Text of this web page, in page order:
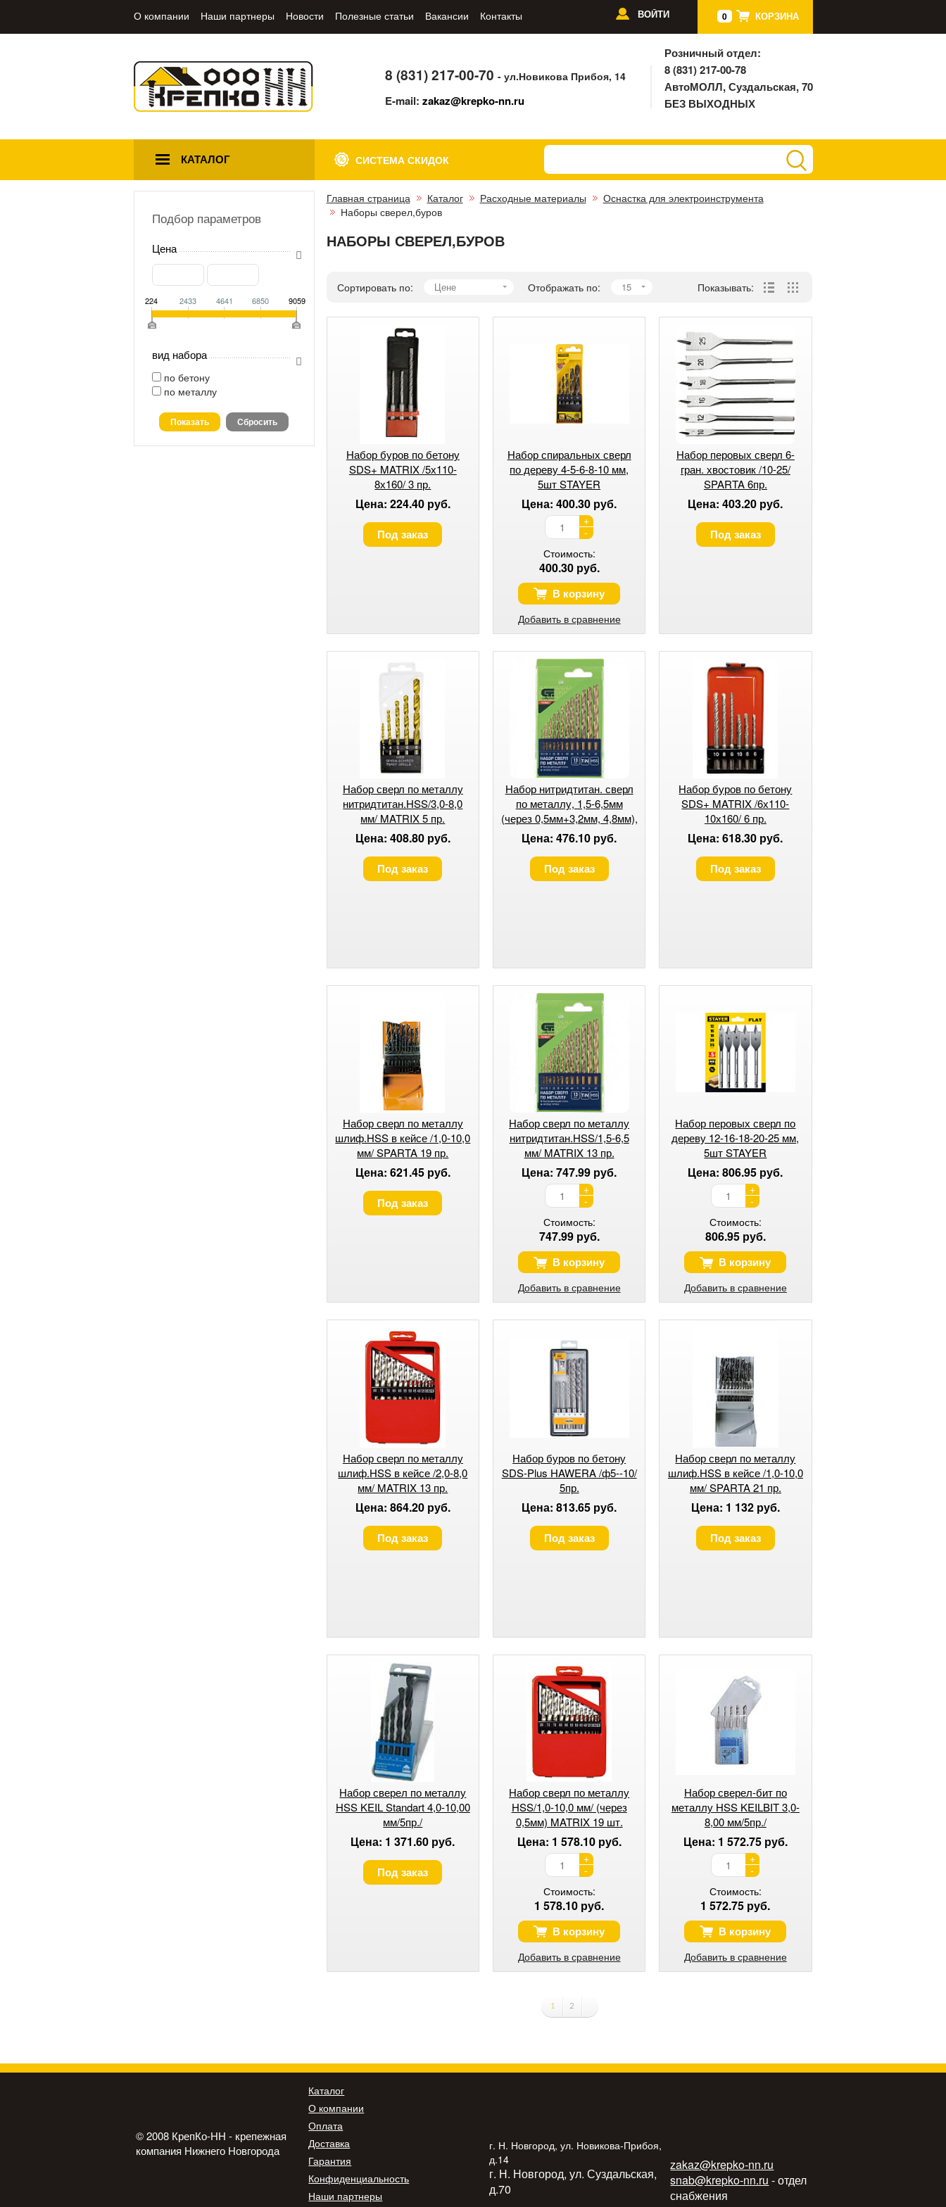
О компании Наши партнеры Новости Полезные статьи Вакансии Контакты 0 КОРЗИНА
ВОЙТИ
8 (831) 217-00-70- ул.Новикова Прибоя, 14
E-mail:zakaz@krepko-nn.ru
Розничный отдел:
8 (831) 217-00-78
АвтоМОЛЛ, Суздальская, 70
БЕЗ ВЫХОДНЫХ
КАТАЛОГ СИСТЕМА СКИДОК
Подбор параметров
Цена
224 2433 4641 6850 9059
вид набора
по бетону
по металлу
Главная страница Каталог Расходные материалы
Оснастка для электроинструмента
Наборы сверел,буров
НАБОРЫ СВЕРЕЛ,БУРОВ
Сортировать по: Цене Отображать по: 15 Показывать:
Набор буров по бетону
SDS+ MATRIX /5х110-
8х160/ 3 пр.
Цена: 224.40 руб.
Под заказ
Набор спиральных сверл
по дереву 4-5-6-8-10 мм,
5шт STAYER
Цена: 400.30 руб.
+
-
Стоимость:
400.30 руб.
В корзину
Добавить в сравнение
Набор перовых сверл 6-
гран. хвостовик /10-25/
SPARTA 6пр.
Цена: 403.20 руб.
Под заказ
Набор сверл по металлу
нитридтитан.HSS/3,0-8,0
мм/ MATRIX 5 пр.
Цена: 408.80 руб.
Под заказ
Набор нитридтитан. сверл
по металлу, 1,5-6,5мм
(через 0,5мм+3,2мм, 4,8мм),
НSS,13 шт.// СИБРТЕХ
Цена: 476.10 руб.
Под заказ
Набор буров по бетону
SDS+ MATRIX /6х110-
10х160/ 6 пр.
Цена: 618.30 руб.
Под заказ
Набор сверл по металлу
шлиф.HSS в кейсе /1,0-10,0
мм/ SPARTA 19 пр.
Цена: 621.45 руб.
Под заказ
Набор сверл по металлу
нитридтитан.HSS/1,5-6,5
мм/ MATRIX 13 пр.
Цена: 747.99 руб.
+
-
Стоимость:
747.99 руб.
В корзину
Добавить в сравнение
Набор перовых сверл по
дереву 12-16-18-20-25 мм,
5шт STAYER
Цена: 806.95 руб.
+
-
Стоимость:
806.95 руб.
В корзину
Добавить в сравнение
Набор сверл по металлу
шлиф.HSS в кейсе /2,0-8,0
мм/ MATRIX 13 пр.
Цена: 864.20 руб.
Под заказ
Набор буров по бетону
SDS-Plus HAWERA /ф5--10/
5пр.
Цена: 813.65 руб.
Под заказ
Набор сверл по металлу
шлиф.HSS в кейсе /1,0-10,0
мм/ SPARTA 21 пр.
Цена: 1 132 руб.
Под заказ
Набор сверел по металлу
HSS KEIL Standart 4,0-10,00
мм/5пр./
Цена: 1 371.60 руб.
Под заказ
Набор сверл по металлу
HSS/1,0-10,0 мм/ (через
0,5мм) MATRIX 19 шт.
Цена: 1 578.10 руб.
+
-
Стоимость:
1 578.10 руб.
В корзину
Добавить в сравнение
Набор сверел-бит по
металлу HSS KEILBIT 3,0-
8,00 мм/5пр./
Цена: 1 572.75 руб.
+
-
Стоимость:
1 572.75 руб.
В корзину
Добавить в сравнение
1 2
© 2008 КрепКо-НН - крепежная
компания Нижнего Новгорода
Каталог
О компании
Оплата
Доставка
Гарантия
Конфиденциальность
Наши партнеры
г. Н. Новгород, ул. Новикова-Прибоя,
д.14
г. Н. Новгород, ул. Суздальская,
д.70
zakaz@krepko-nn.ru
snab@krepko-nn.ru - отдел
снабжения